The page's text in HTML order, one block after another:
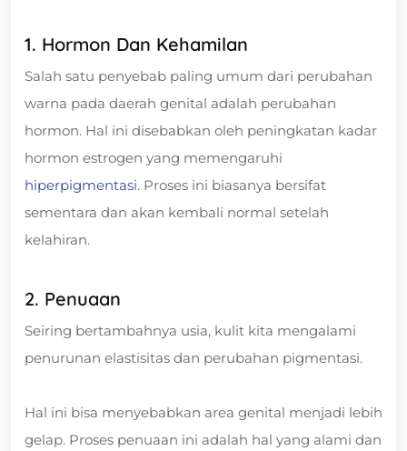
1. Hormon Dan Kehamilan
Salah satu penyebab paling umum dari perubahan
warna pada daerah genital adalah perubahan
hormon. Hal ini disebabkan oleh peningkatan kadar
hormon estrogen yang memengaruhi
hiperpigmentasi. Proses ini biasanya bersifat
sementara dan akan kembali normal setelah
kelahiran.
2. Penuaan
Seiring bertambahnya usia, kulit kita mengalami
penurunan elastisitas dan perubahan pigmentasi.
Hal ini bisa menyebabkan area genital menjadi lebih
gelap. Proses penuaan ini adalah hal yang alami dan